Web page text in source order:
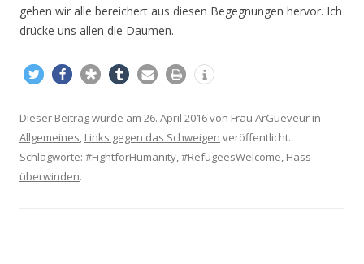
gehen wir alle bereichert aus diesen Begegnungen hervor. Ich
drücke uns allen die Daumen.
Dieser Beitrag wurde am 26. April 2016von Frau ArGueveur in
Allgemeines, Links gegen das Schweigen veröffentlicht.
Schlagworte: #FightforHumanity,#RefugeesWelcome, Hass
überwinden.